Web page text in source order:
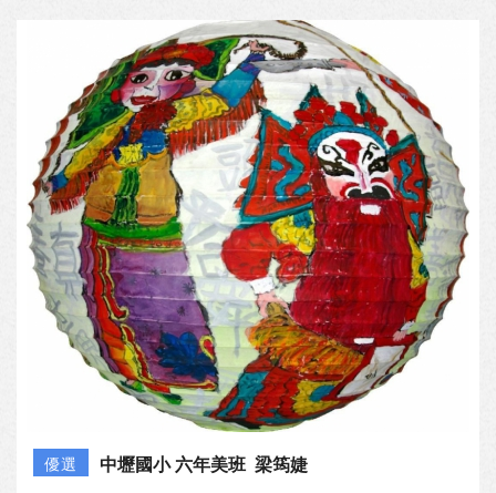
優選 中壢國小 六年美班 梁筠婕
佳作 桃園國小 三年八班 陳欣孟